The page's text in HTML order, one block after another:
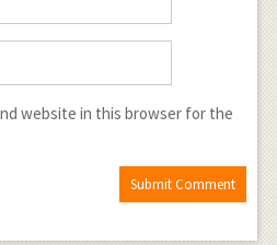
website in this browser for the